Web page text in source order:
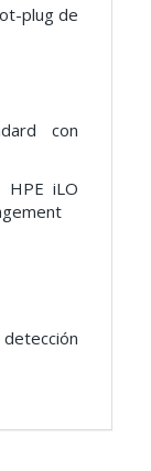
plug de
con
HPE iLO